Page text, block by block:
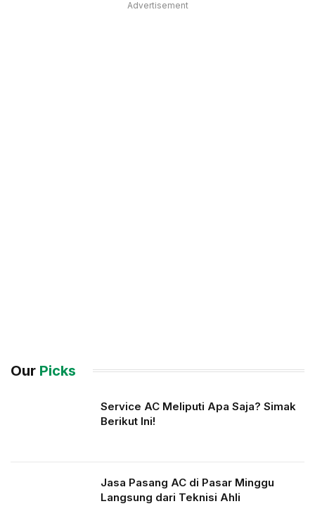
Advertisement
Our Picks
Service AC Meliputi Apa Saja? Simak
Berikut Ini!
Jasa Pasang AC di Pasar Minggu
Langsung dari Teknisi Ahli